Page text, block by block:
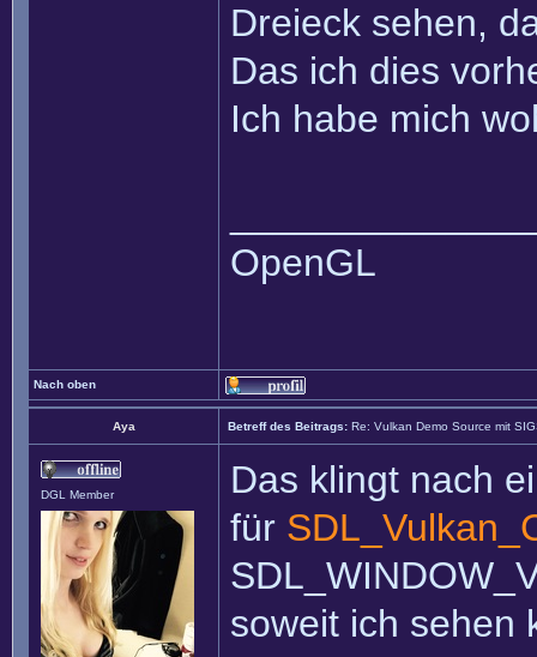
Dreieck sehen,
Das ich dies
Ich habe mich
OpenGL
Nach oben
Aya Betreff des Beitrags: Re: Vulkan Demo Source mit
DGL Member
Das klingt nach
für
soweit ich sehen